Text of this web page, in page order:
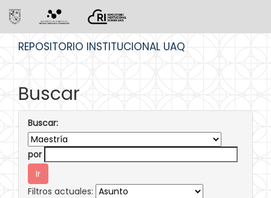
REPOSITORIO INSTITUCIONAL UAQ
Buscar
Buscar:
por
Filtros actuales: